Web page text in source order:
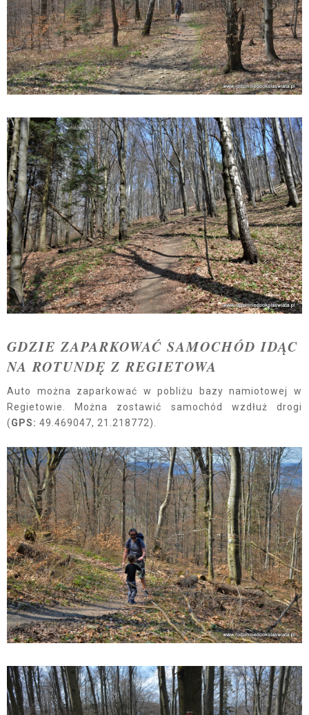
GDZIE ZAPARKOWAĆ SAMOCHÓD IDĄC
NA ROTUNDĘ Z REGIETOWA
Auto można zaparkować w pobliżu bazy namiotowej w
Regietowie. Można zostawić samochód wzdłuż drogi
(GPS: 49.469047, 21.218772).